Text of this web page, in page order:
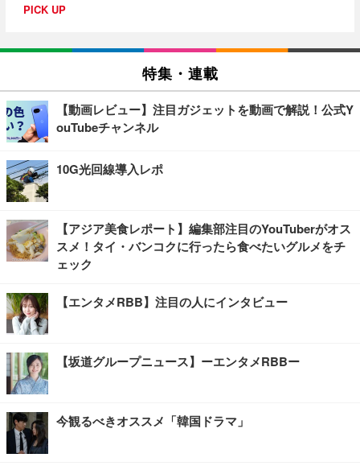
PICK UP
特集・連載
【動画レビュー】注目ガジェットを動画で解説！公式Y
ouTubeチャンネル
10G光回線導入レポ
【アジア美食レポート】編集部注目のYouTuberがオス
スメ！タイ・バンコクに行ったら食べたいグルメをチ
ェック
【エンタメRBB】注目の人にインタビュー
【坂道グループニュース】ーエンタメRBBー
今観るべきオススメ「韓国ドラマ」